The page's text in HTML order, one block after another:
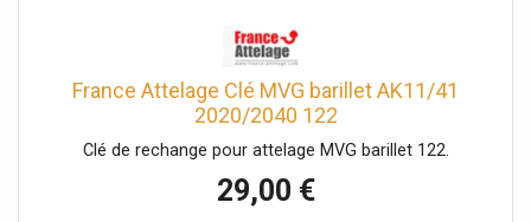
France Attelage Clé MVG barillet AK11/41
2020/2040 122
Clé de rechange pour attelage MVG barillet 122.
29,00 €